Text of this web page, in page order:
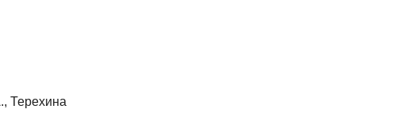
Терехина